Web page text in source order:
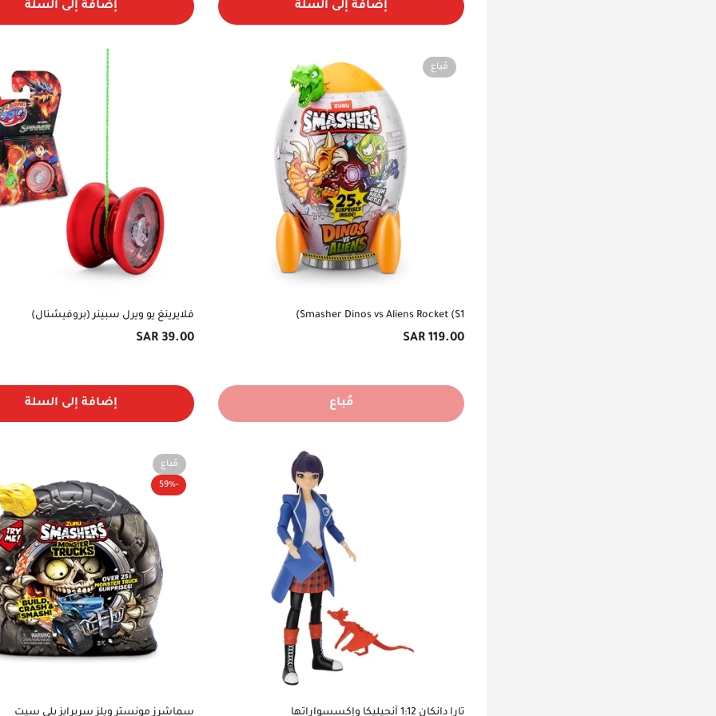
إضافة إلى السلة إضافة إلى السلة
مُباع
Smasher Dinos vs Aliens Rocket (S1)
السعر
119.00 SAR
مُباع
فلايرينغ يو ويرل سبينر (بروفيشنال)
السعر
39.00 SAR
إضافة إلى السلة
تارا دانكان 1:12 آنجيليكا وإكسسواراتها
مُباع
-59%
سماشرز مونستر ويلز سربرايز بلي سيت